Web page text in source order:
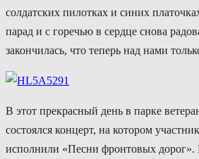
солдатских пилотках и синих
парад и с горечью в сердце снова
закончилась, что теперь над нами
В этот прекрасный день в парке
состоялся концерт, на котором
исполнили «Песни фронтовых